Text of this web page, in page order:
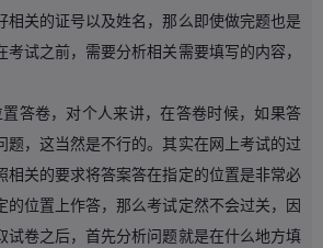
相关的证号以及姓名，那么即使做完题也是
试之前，需要分析相关需要填写的内容，
答卷，对个人来讲，在答卷时候，如果答
题，这当然是不行的。其实在网上考试的过
相关的要求将答案答在指定的位置是非常必
的位置上作答，那么考试定然不会过关，因
试卷之后，首先分析问题就是在什么地方填